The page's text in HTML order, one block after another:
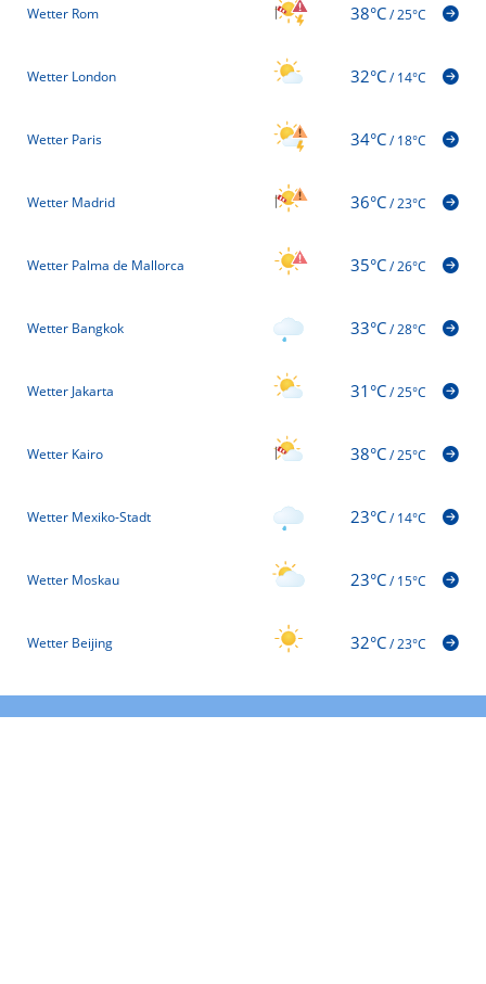
Wetter Rom 38°C/25°C
Wetter London 32°C/14°C
Wetter Paris 34°C/18°C
Wetter Madrid 36°C/23°C
Wetter Palma de Mallorca 35°C/26°C
Wetter Bangkok 33°C/28°C
Wetter Jakarta 31°C/25°C
Wetter Kairo 38°C/25°C
Wetter Mexiko-Stadt 23°C/14°C
Wetter Moskau 23°C/15°C
Wetter Beijing 32°C/23°C